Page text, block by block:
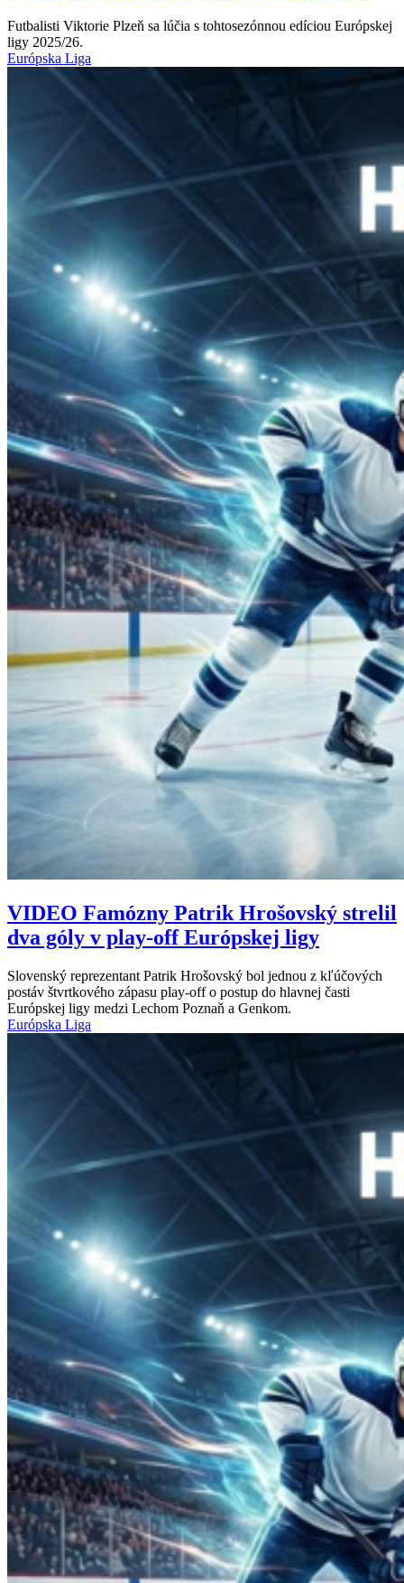
Futbalisti Viktorie Plzeň sa lúčia s tohtosezónnou edíciou Európskej
ligy 2025/26.
Európska Liga
VIDEO Famózny Patrik Hrošovský strelil
dva góly v play-off Európskej ligy
Slovenský reprezentant Patrik Hrošovský bol jednou z kľúčových
postáv štvrtkového zápasu play-off o postup do hlavnej časti
Európskej ligy medzi Lechom Poznaň a Genkom.
Európska Liga